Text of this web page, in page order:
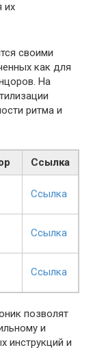
их
своими
как для
На
ритма и
Ссылка
Ссылка
Ссылка
Ссылка
позволят
и
инструкций и